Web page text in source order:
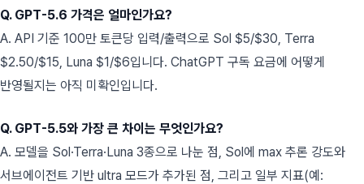
Q. GPT-5.6 가격은 얼마인가요?
A. API 기준 100만 토큰당 입력/출력으로 Sol $5/$30, Terra
$2.50/$15, Luna $1/$6입니다. ChatGPT 구독 요금에 어떻게
반영될지는 아직 미확인입니다.
Q. GPT-5.5와 가장 큰 차이는 무엇인가요?
A. 모델을 Sol·Terra·Luna 3종으로 나눈 점, Sol에 max 추론 강도와
서브에이전트 기반 ultra 모드가 추가된 점, 그리고 일부 지표(예: